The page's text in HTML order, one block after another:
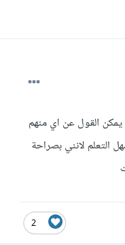
القول عن اي منهم
لانني بصراحة
2